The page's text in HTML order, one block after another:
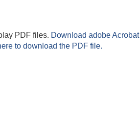
PDF files. Download adobe Acrobat
to download the PDF file.